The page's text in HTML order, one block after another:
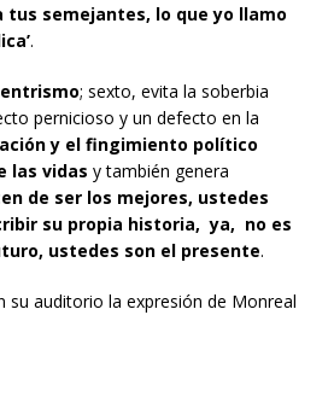
tus semejantes, lo que yo llamo
.
; sexto, evita la soberbia
pernicioso y un defecto en la
y el fingimiento político
las vidas y también genera
de ser los mejores, ustedes
su propia historia, ya, no es
ustedes son el presente.
su auditorio la expresión de Monreal